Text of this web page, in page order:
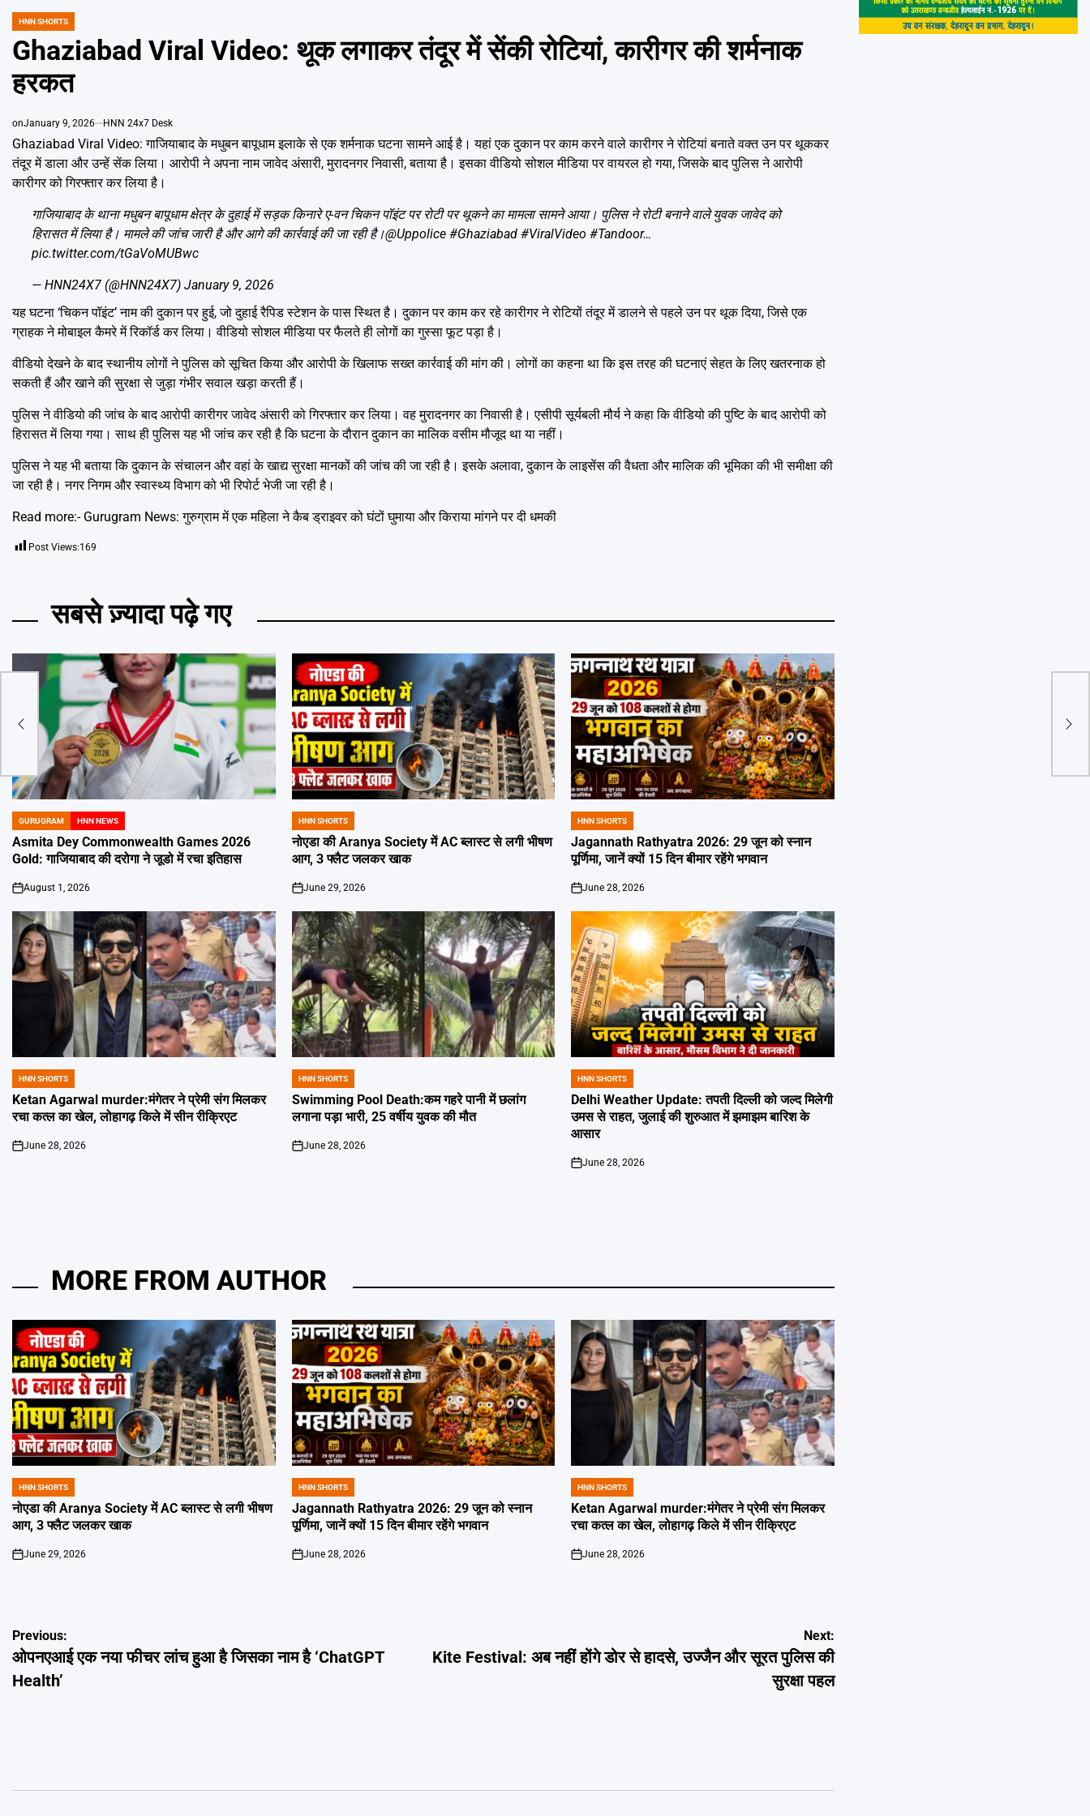
POSTED
IN
HNN SHORTS
Ghaziabad Viral Video: थूक लगाकर तंदूर में सेंकी रोटियां, कारीगर की शर्मनाक
हरकत
onJanuary 9, 2026 HNN 24x7 Desk
Ghaziabad Viral Video: गाजियाबाद के मधुबन बापूधाम इलाके से एक शर्मनाक घटना सामने आई है। यहां एक दुकान पर काम करने वाले कारीगर ने रोटियां बनाते वक्त उन पर थूककर
तंदूर में डाला और उन्हें सेंक लिया। आरोपी ने अपना नाम जावेद अंसारी, मुरादनगर निवासी, बताया है। इसका वीडियो सोशल मीडिया पर वायरल हो गया, जिसके बाद पुलिस ने आरोपी
कारीगर को गिरफ्तार कर लिया है।
गाजियाबाद के थाना मधुबन बापूधाम क्षेत्र के दुहाई में सड़क किनारे ए-वन चिकन पॉइंट पर रोटी पर थूकने का मामला सामने आया। पुलिस ने रोटी बनाने वाले युवक जावेद को
हिरासत में लिया है। मामले की जांच जारी है और आगे की कार्रवाई की जा रही है।@Uppolice #Ghaziabad #ViralVideo #Tandoor…
pic.twitter.com/tGaVoMUBwc
— HNN24X7 (@HNN24X7) January 9, 2026
यह घटना ‘चिकन पॉइंट’ नाम की दुकान पर हुई, जो दुहाई रैपिड स्टेशन के पास स्थित है। दुकान पर काम कर रहे कारीगर ने रोटियों तंदूर में डालने से पहले उन पर थूक दिया, जिसे एक
ग्राहक ने मोबाइल कैमरे में रिकॉर्ड कर लिया। वीडियो सोशल मीडिया पर फैलते ही लोगों का गुस्सा फूट पड़ा है।
वीडियो देखने के बाद स्थानीय लोगों ने पुलिस को सूचित किया और आरोपी के खिलाफ सख्त कार्रवाई की मांग की। लोगों का कहना था कि इस तरह की घटनाएं सेहत के लिए खतरनाक हो
सकती हैं और खाने की सुरक्षा से जुड़ा गंभीर सवाल खड़ा करती हैं।
पुलिस ने वीडियो की जांच के बाद आरोपी कारीगर जावेद अंसारी को गिरफ्तार कर लिया। वह मुरादनगर का निवासी है। एसीपी सूर्यबली मौर्य ने कहा कि वीडियो की पुष्टि के बाद आरोपी को
हिरासत में लिया गया। साथ ही पुलिस यह भी जांच कर रही है कि घटना के दौरान दुकान का मालिक वसीम मौजूद था या नहीं।
पुलिस ने यह भी बताया कि दुकान के संचालन और वहां के खाद्य सुरक्षा मानकों की जांच की जा रही है। इसके अलावा, दुकान के लाइसेंस की वैधता और मालिक की भूमिका की भी समीक्षा की
जा रही है। नगर निगम और स्वास्थ्य विभाग को भी रिपोर्ट भेजी जा रही है।
Read more:-Gurugram News: गुरुग्राम में एक महिला ने कैब ड्राइवर को घंटों घुमाया और किराया मांगने पर दी धमकी
Post Views:169
सबसे ज़्यादा पढ़े गए
POSTED
IN
GURUGRAM HNN NEWS
Asmita Dey Commonwealth Games 2026
Gold: गाजियाबाद की दरोगा ने जूडो में रचा इतिहास
on
August 1, 2026
POSTED
IN
HNN SHORTS
नोएडा की Aranya Society में AC ब्लास्ट से लगी भीषण
आग, 3 फ्लैट जलकर खाक
on
June 29, 2026
POSTED
IN
HNN SHORTS
Jagannath Rathyatra 2026: 29 जून को स्नान
पूर्णिमा, जानें क्यों 15 दिन बीमार रहेंगे भगवान
on
June 28, 2026
POSTED
IN
HNN SHORTS
Ketan Agarwal murder:मंगेतर ने प्रेमी संग मिलकर
रचा कत्ल का खेल, लोहागढ़ किले में सीन रीक्रिएट
on
June 28, 2026
POSTED
IN
HNN SHORTS
Swimming Pool Death:कम गहरे पानी में छलांग
लगाना पड़ा भारी, 25 वर्षीय युवक की मौत
on
June 28, 2026
POSTED
IN
HNN SHORTS
Delhi Weather Update: तपती दिल्ली को जल्द मिलेगी
उमस से राहत, जुलाई की शुरुआत में झमाझम बारिश के
आसार
on
June 28, 2026
MORE FROM AUTHOR
POSTED
IN
HNN SHORTS
नोएडा की Aranya Society में AC ब्लास्ट से लगी भीषण
आग, 3 फ्लैट जलकर खाक
on
June 29, 2026
POSTED
IN
HNN SHORTS
Jagannath Rathyatra 2026: 29 जून को स्नान
पूर्णिमा, जानें क्यों 15 दिन बीमार रहेंगे भगवान
on
June 28, 2026
POSTED
IN
HNN SHORTS
Ketan Agarwal murder:मंगेतर ने प्रेमी संग मिलकर
रचा कत्ल का खेल, लोहागढ़ किले में सीन रीक्रिएट
on
June 28, 2026
Post
navigation
Previous:
ओपनएआई एक नया फीचर लांच हुआ है जिसका नाम है ‘ChatGPT
Health’
Next:
Kite Festival: अब नहीं होंगे डोर से हादसे, उज्जैन और सूरत पुलिस की
सुरक्षा पहल